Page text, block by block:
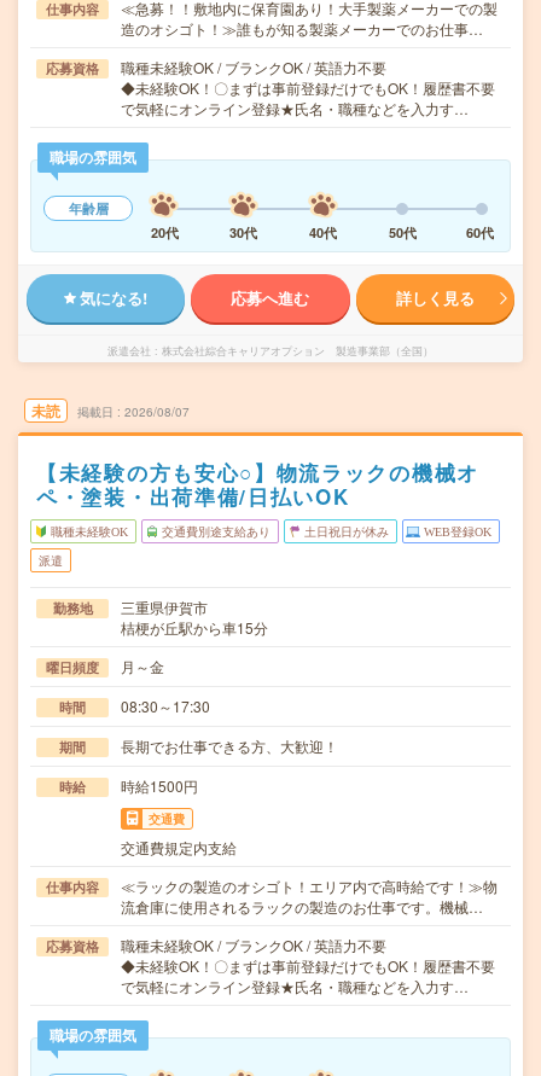
仕事内容
≪急募！！敷地内に保育園あり！大手製薬メーカーでの製
造のオシゴト！≫誰もが知る製薬メーカーでのお仕事…
応募資格
職種未経験OK / ブランクOK / 英語力不要
◆未経験OK！〇まずは事前登録だけでもOK！履歴書不要
で気軽にオンライン登録★氏名・職種などを入力す…
職場の雰囲気
年齢層
20代
30代 40代 50代 60代
気になる! 応募へ進む 詳しく見る
派遣会社 株式会社綜合キャリアオプション 製造事業部（全国）
未読 掲載日 2026/08/07
【未経験の方も安心○】物流ラックの機械オ
ペ・塗装・出荷準備/日払いOK
職種未経験OK 交通費別途支給あり 土日祝日が休み WEB登録OK
派遣
勤務地
三重県伊賀市
桔梗が丘駅から車15分
曜日頻度 月～金
時間 08:30～17:30
期間 長期でお仕事できる方、大歓迎！
時給 時給1500円
交通費
交通費規定内支給
仕事内容
≪ラックの製造のオシゴト！エリア内で高時給です！≫物
流倉庫に使用されるラックの製造のお仕事です。機械…
応募資格
職種未経験OK / ブランクOK / 英語力不要
◆未経験OK！〇まずは事前登録だけでもOK！履歴書不要
で気軽にオンライン登録★氏名・職種などを入力す…
職場の雰囲気